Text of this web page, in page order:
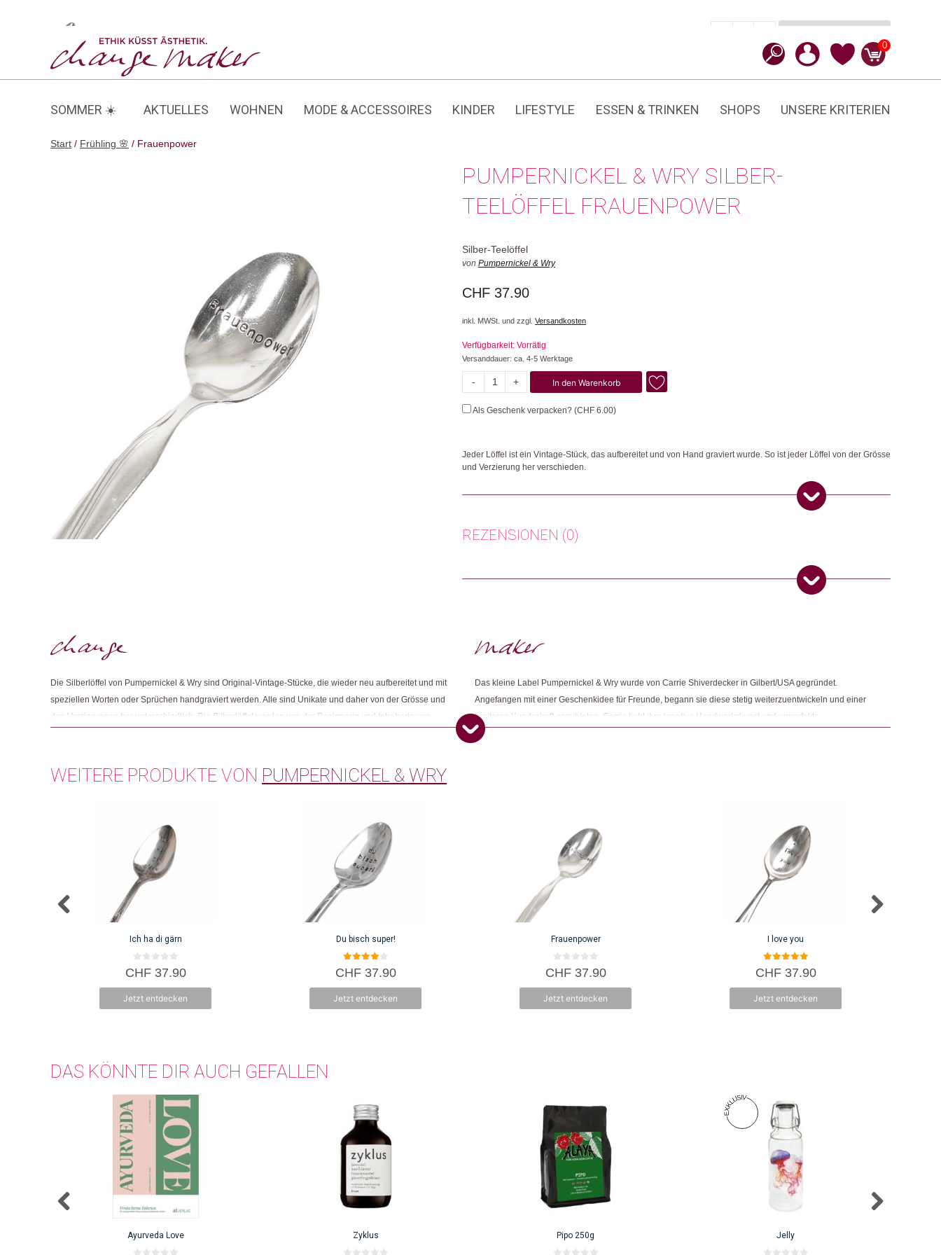
0
SOMMER ☀️ AKTUELLES WOHNEN MODE & ACCESSOIRES KINDER LIFESTYLE ESSEN & TRINKEN SHOPS UNSERE KRITERIEN
Start / Frühling 🌸 / Frauenpower
PUMPERNICKEL & WRY SILBER-
TEELÖFFEL FRAUENPOWER
Silber-Teelöffel
von Pumpernickel & Wry
CHF 37.90
inkl. MWSt. und zzgl. Versandkosten
Verfügbarkeit: Vorrätig
Versanddauer: ca. 4-5 Werktage
-
Frauenpower
Menge
+ In den Warenkorb
Als Geschenk verpacken? (CHF 6.00)
Jeder Löffel ist ein Vintage-Stück, das aufbereitet und von Hand graviert wurde. So ist jeder Löffel von der Grösse
und Verzierung her verschieden.
Kategorien: Aktuelles, Frühling 🌸
REZENSIONEN (0)
Die Silberlöffel von Pumpernickel & Wry sind Original-Vintage-Stücke, die wieder neu aufbereitet und mit
speziellen Worten oder Sprüchen handgraviert werden. Alle sind Unikate und daher von der Grösse und
den Verzierungen her unterschiedlich. Die Silberlöffel werden von der Designerin und Inhaberin von
Das kleine Label Pumpernickel & Wry wurde von Carrie Shiverdecker in Gilbert/USA gegründet.
Angefangen mit einer Geschenkidee für Freunde, begann sie diese stetig weiterzuentwickeln und einer
breiteren Kundschaft anzubieten. Carrie liebt ihre kreative Handwerkskunst und unperfekte
Gegenstände, denen sie durch ihre Arbeit neues Leben einhauchen kann.
WEITERE PRODUKTE VON PUMPERNICKEL & WRY
Ich ha di gärn
0
v
5
CHF37.90
Jetzt entdecken
Du bisch super!
4.00
von 5
CHF37.90
Jetzt entdecken
Frauenpower
0
v
5
CHF37.90
Jetzt entdecken
I love you
5.00
von 5
CHF37.90
Jetzt entdecken
DAS KÖNNTE DIR AUCH GEFALLEN
Ayurveda Love Zyklus Pipo 250g Jelly